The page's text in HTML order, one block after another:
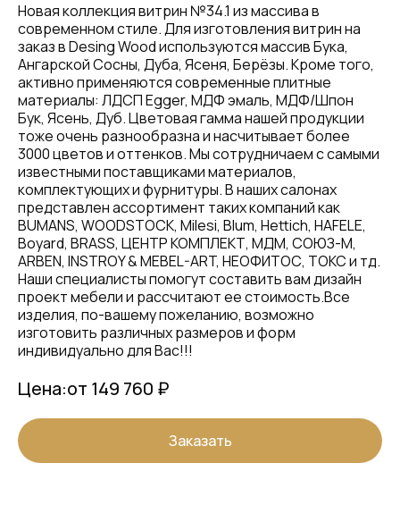
Новая коллекция витрин №34.1 из массива в
современном стиле. Для изготовления витрин на
заказ в Desing Wood используются массив Бука,
Ангарской Сосны, Дуба, Ясеня, Берёзы. Кроме того,
активно применяются современные плитные
материалы: ЛДСП Egger, МДФ эмаль, МДФ/Шпон
Бук, Ясень, Дуб. Цветовая гамма нашей продукции
тоже очень разнообразна и насчитывает более
3000 цветов и оттенков. Мы сотрудничаем с самыми
известными поставщиками материалов,
комплектующих и фурнитуры. В наших салонах
представлен ассортимент таких компаний как
BUMANS, WOODSTOCK, Milesi, Blum, Hettich, HAFELE,
Boyard, BRASS, ЦЕНТР КОМПЛЕКТ, МДМ, СОЮЗ-М,
ARBEN, INSTROY & MEBEL-ART, НЕОФИТОС, ТОКС и тд.
Наши специалисты помогут составить вам дизайн
проект мебели и рассчитают ее стоимость.Все
изделия, по-вашему пожеланию, возможно
изготовить различных размеров и форм
индивидуально для Вас!!!
Цена:от 149 760 ₽
Заказать